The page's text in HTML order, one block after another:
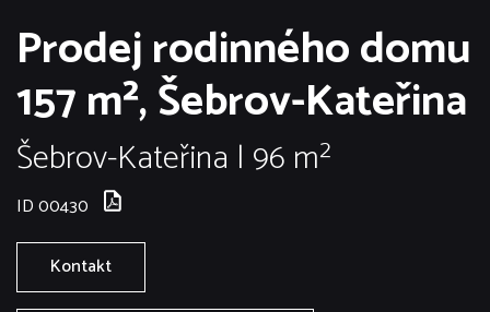
Prodej rodinného domu
157 m², Šebrov-Kateřina
Šebrov-Kateřina | 96 m²
ID 00430
Kontakt